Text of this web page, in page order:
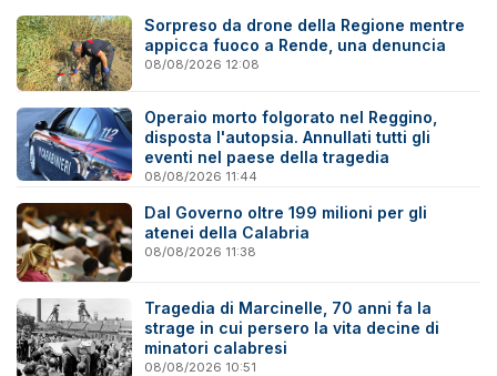
Sorpreso da drone della Regione mentre
appicca fuoco a Rende, una denuncia
08/08/2026 12:08
Operaio morto folgorato nel Reggino,
disposta l'autopsia. Annullati tutti gli
eventi nel paese della tragedia
08/08/2026 11:44
Dal Governo oltre 199 milioni per gli
atenei della Calabria
08/08/2026 11:38
Tragedia di Marcinelle, 70 anni fa la
strage in cui persero la vita decine di
minatori calabresi
08/08/2026 10:51